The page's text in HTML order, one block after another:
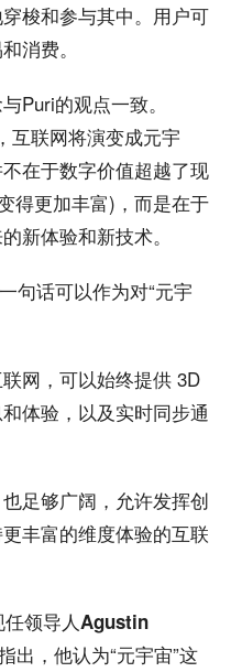
梭和参与其中。用户可
消费。
Puri的观点一致。
互联网将演变成元宇
在于数字价值超越了现
得更加丰富)，而是在于
新体验和新技术。
句话可以作为对“元宇
网，可以始终提供 3D
体验，以及实时同步通
足够广阔，允许发挥创
丰富的维度体验的互联
领导人Agustin
出，他认为“元宇宙”这